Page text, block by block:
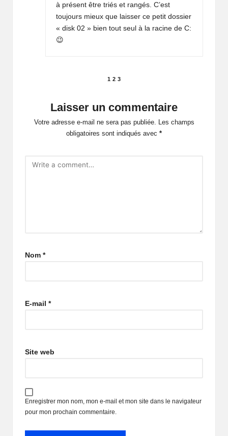
à présent être triés et rangés. C’est
toujours mieux que laisser ce petit dossier
« disk 02 » bien tout seul à la racine de C:
😉
commentaires
1 2 3
Laisser un commentaire
Votre adresse e-mail ne sera pas publiée. Les champs
obligatoires sont indiqués avec *
Nom *
E-mail *
Site web
Enregistrer mon nom, mon e-mail et mon site dans le navigateur
pour mon prochain commentaire.